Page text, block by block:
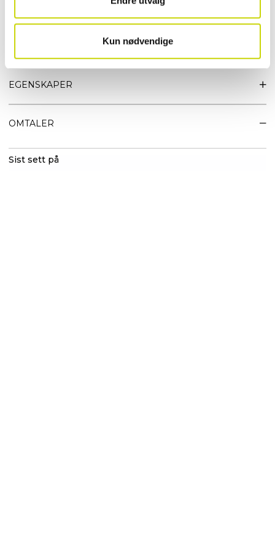
Kun nødvendige
• Stor og romslig glidelåslomme bak
• Dekorativ og avtagbar dusk
EGENSKAPER
OMTALER
Sist sett på